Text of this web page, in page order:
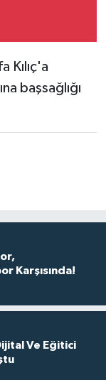
Kılıç'a
başsağlığı
Karşısında!
Ve Eğitici